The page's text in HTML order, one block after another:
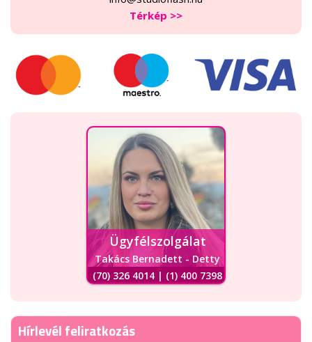
Térkép >>
Ügyfélszolgálat
Takács Bernadett - Detty
(70) 326 4014 | (1) 400 7398
Hírlevél feliratkozás